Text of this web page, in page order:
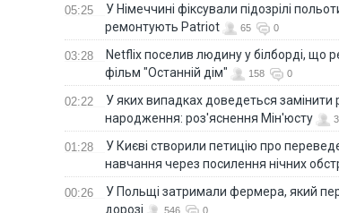
05:25
У Німеччині фіксували підозрілі
ремонтують Patriot
65 0
03:28
Netflix поселив людину у білборді, що
фільм "Останній дім"
158 0
02:22
У яких випадках доведеться замінити
народження: роз'яснення Мін'юсту
01:28
У Києві створили петицію про
навчання через посилення нічних
00:26
У Польщі затримали фермера, який
дорозі
546 0